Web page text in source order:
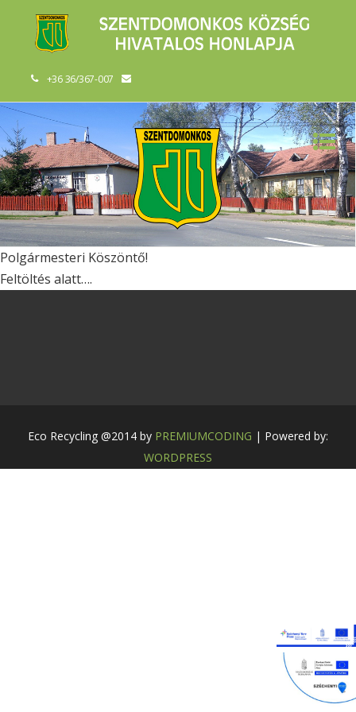
+36 36/367-007
Polgármesteri Köszöntő!
Feltöltés alatt….
Eco Recycling @2014 by PREMIUMCODING | Powered by:
WORDPRESS